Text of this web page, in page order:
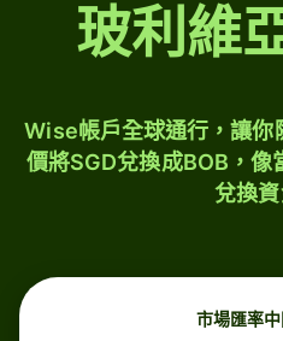
玻利維
Wise帳戶全球通行，讓你
價將SGD兌換成BOB，像
兌換資
市場匯率